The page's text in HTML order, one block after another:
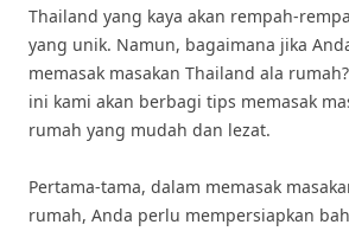
Thailand yang kaya akan rempah-
yang unik. Namun, bagaimana jika
memasak masakan Thailand ala
ini kami akan berbagi tips memasak
rumah yang mudah dan lezat.
Pertama-tama, dalam memasak
rumah, Anda perlu mempersiapkan